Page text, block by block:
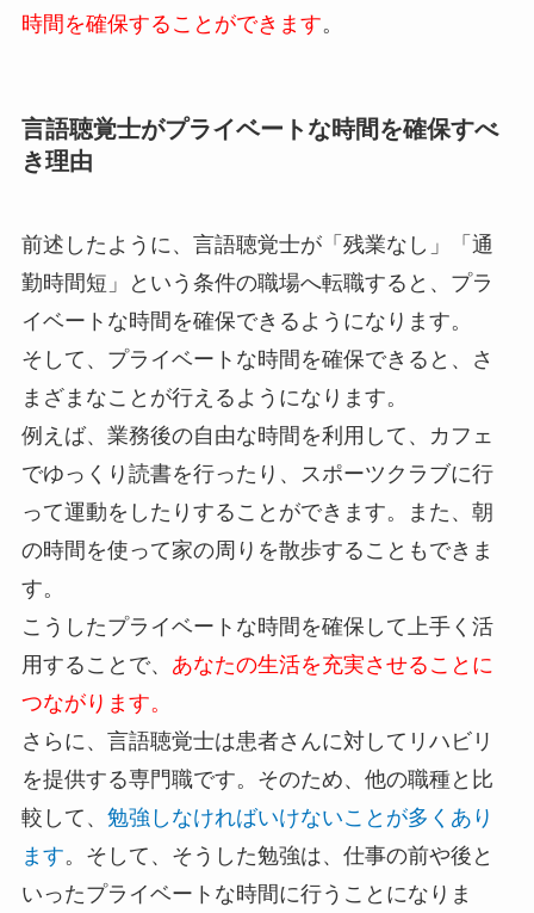
時間を確保することができます。
言語聴覚士がプライベートな時間を確保すべ
き理由
前述したように、言語聴覚士が「残業なし」「通
勤時間短」という条件の職場へ転職すると、プラ
イベートな時間を確保できるようになります。
そして、プライベートな時間を確保できると、さ
まざまなことが行えるようになります。
例えば、業務後の自由な時間を利用して、カフェ
でゆっくり読書を行ったり、スポーツクラブに行
って運動をしたりすることができます。また、朝
の時間を使って家の周りを散歩することもできま
す。
こうしたプライベートな時間を確保して上手く活
用することで、 あなたの生活を充実させることに
つながります。
さらに、言語聴覚士は患者さんに対してリハビリ
を提供する専門職です。そのため、他の職種と比
較して、 勉強しなければいけないことが多くあり
ます。そして、そうした勉強は、仕事の前や後と
いったプライベートな時間に行うことになりま